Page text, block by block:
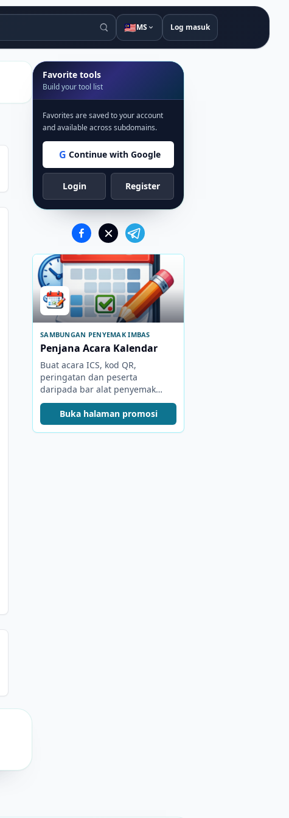
🇲🇾MS Log masuk
Favorite tools
Build your tool list
Favorites are saved to your account
and available across subdomains.
G Continue with Google
Login Register
SAMBUNGAN PENYEMAK IMBAS
Penjana Acara Kalendar
Buat acara ICS, kod QR,
peringatan dan peserta
daripada bar alat penyemak
imbas.
Buka halaman promosi